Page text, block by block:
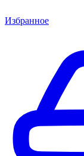
Избранное